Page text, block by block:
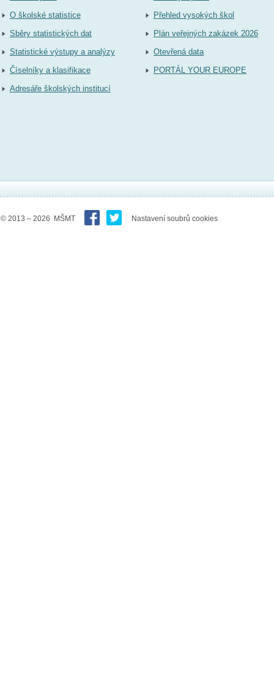
O školské statistice
Sběry statistických dat
Statistické výstupy a analýzy
Číselníky a klasifikace
Adresáře školských institucí
Přehled vysokých škol
Plán veřejných zakázek 2026
Otevřená data
PORTÁL YOUR EUROPE
© 2013 – 2026 MŠMT Nastavení soubrů cookies